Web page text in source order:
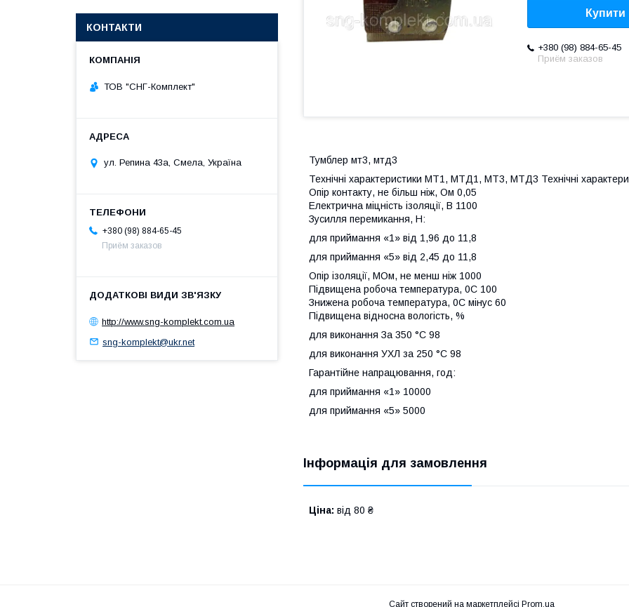
Купити
+380 (98) 884-65-45
Приём заказов
Тумблер мт3, мтд3
Технічні характеристики МТ1, МТД1, МТ3, МТД3 Технічні
Опір контакту, не більш ніж, Ом 0,05
Електрична міцність ізоляції, В 1100
Зусилля перемикання, Н:
для приймання «1» від 1,96 до 11,8
для приймання «5» від 2,45 до 11,8
Опір ізоляції, МОм, не менш ніж 1000
Підвищена робоча температура, 0С 100
Знижена робоча температура, 0С мінус 60
Підвищена відносна вологість, %
для виконання За 350 °C 98
для виконання УХЛ за 250 °C 98
Гарантійне напрацювання, год:
для приймання «1» 10000
для приймання «5» 5000
Інформація для замовлення
Ціна: від 80 ₴
КОНТАКТИ
ТОВ "СНГ-Комплект"
ул. Репина 43а, Смела, Україна
+380 (98) 884-65-45
Приём заказов
http://www.sng-komplekt.com.ua
sng-komplekt@ukr.net
Сайт створений на маркетплейсі Prom.ua